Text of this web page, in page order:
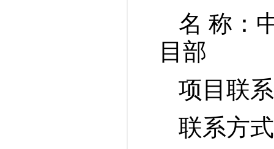
名 称：
目部
项目联
联系方